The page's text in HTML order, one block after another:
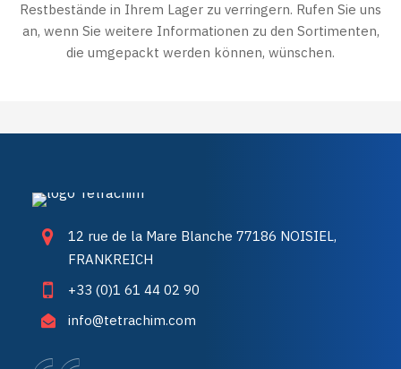
Restbestände in Ihrem Lager zu verringern. Rufen Sie uns
an, wenn Sie weitere Informationen zu den Sortimenten,
die umgepackt werden können, wünschen.
12 rue de la Mare Blanche 77186 NOISIEL,
FRANKREICH
+33 (0)1 61 44 02 90
info@tetrachim.com